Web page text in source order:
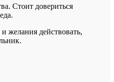
Стоит довериться
желания действовать,